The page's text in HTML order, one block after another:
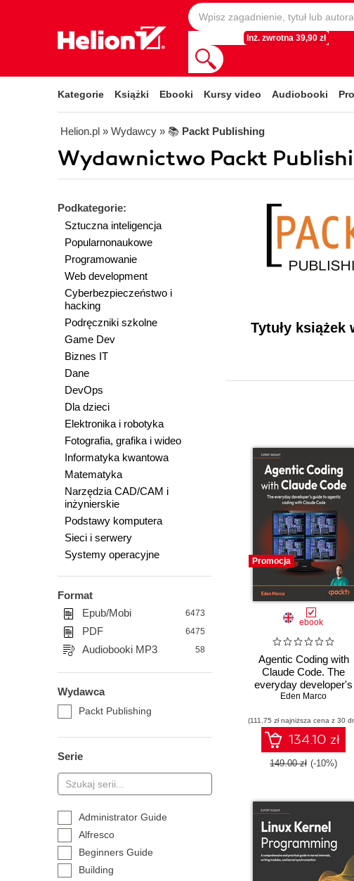
Inż. zwrotna 39,90 zł
Kategorie Książki Ebooki Kursy video Audiobooki
Helion.pl » Wydawcy » 📚 Packt Publishing
Wydawnictwo Packt
Podkategorie:
Sztuczna inteligencja
Popularnonaukowe
Programowanie
Web development
Cyberbezpieczeństwo i
hacking
Podręczniki szkolne
Game Dev
Biznes IT
Dane
DevOps
Dla dzieci
Elektronika i robotyka
Fotografia, grafika i wideo
Informatyka kwantowa
Matematyka
Narzędzia CAD/CAM i
inżynierskie
Podstawy komputera
Sieci i serwery
Systemy operacyjne
Format
Epub/Mobi
6473
PDF 6475
Audiobooki MP3 58
Wydawca
Packt Publishing
Serie
Administrator Guide
Alfresco
Beginners Guide
Building
Tytuły
Promocja
ebook
Agentic Coding with
Claude Code. The
everyday developer's
guide to agentic coding
Eden Marco
(111,75 zł najniższa cena z 30
134.10 zł
149.00 zł (-10%)